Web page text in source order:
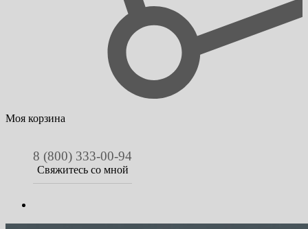
Моя корзина
8 (800) 333-00-94
Свяжитесь со мной